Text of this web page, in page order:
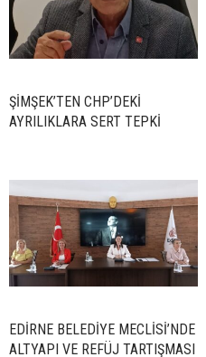
ŞİMŞEK’TEN CHP’DEKİ
AYRILIKLARA SERT TEPKİ
EDİRNE BELEDİYE MECLİSİ’NDE
ALTYAPI VE REFÜJ TARTIŞMASI